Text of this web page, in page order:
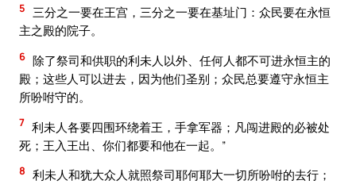
5 三分之一要在王宫，三分之一要在基址门：众民要在永恒
主之殿的院子。
6 除了祭司和供职的利未人以外、任何人都不可进永恒主的
殿；这些人可以进去，因为他们圣别；众民总要遵守永恒主
所吩咐守的。
7 利未人各要四围环绕着王，手拿军器；凡闯进殿的必被处
死；王入王出、你们都要和他在一起。”
8 利未人和犹大众人就照祭司耶何耶大一切所吩咐的去行；